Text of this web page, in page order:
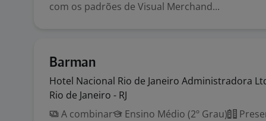
com os padrões de Visual Merchand...
Barman
Hotel Nacional Rio de Janeiro Administradora
Rio de Janeiro - RJ
A combinar
Ensino Médio (2º Grau)